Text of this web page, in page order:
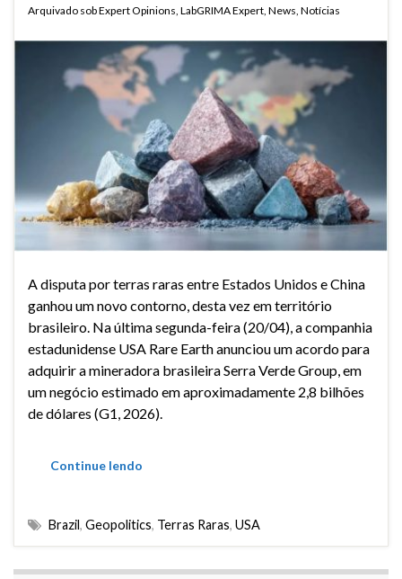
Arquivado sobExpert Opinions, LabGRIMA Expert, News, Notícias
A disputa por terras raras entre Estados Unidos e China
ganhou um novo contorno, desta vez em território
brasileiro. Na última segunda-feira (20/04), a companhia
estadunidense USA Rare Earth anunciou um acordo para
adquirir a mineradora brasileira Serra Verde Group, em
um negócio estimado em aproximadamente 2,8 bilhões
de dólares (G1, 2026).
Continue lendo
Brazil, Geopolitics, Terras Raras, USA